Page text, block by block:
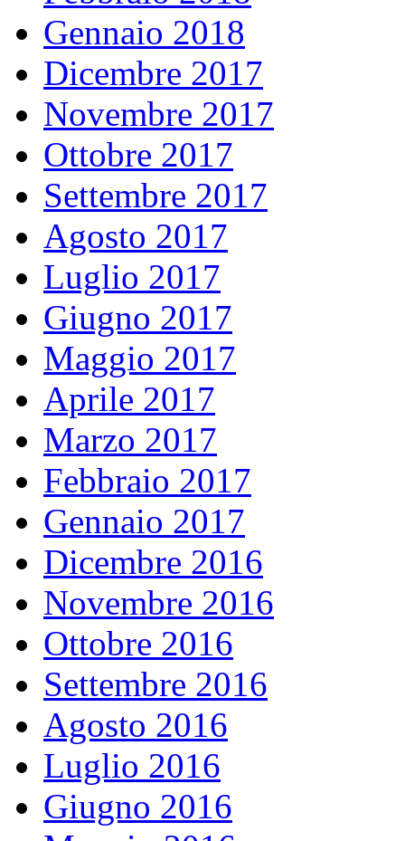
Gennaio 2018
Dicembre 2017
Novembre 2017
Ottobre 2017
Settembre 2017
Agosto 2017
Luglio 2017
Giugno 2017
Maggio 2017
Aprile 2017
Marzo 2017
Febbraio 2017
Gennaio 2017
Dicembre 2016
Novembre 2016
Ottobre 2016
Settembre 2016
Agosto 2016
Luglio 2016
Giugno 2016